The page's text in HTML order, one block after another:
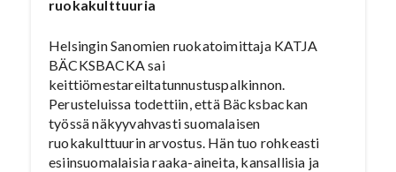
ruokakulttuuria
Helsingin Sanomien ruokatoimittaja KATJA
BÄCKSBACKA sai
keittiömestareiltatunnustuspalkinnon.
Perusteluissa todettiin, että Bäcksbackan
työssä näkyyvahvasti suomalaisen
ruokakulttuurin arvostus. Hän tuo rohkeasti
esiinsuomalaisia raaka-aineita, kansallisia ja